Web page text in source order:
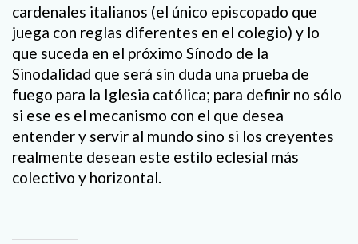
cardenales italianos (el único episcopado que
juega con reglas diferentes en el colegio) y lo
que suceda en el próximo Sínodo de la
Sinodalidad que será sin duda una prueba de
fuego para la Iglesia católica; para definir no sólo
si ese es el mecanismo con el que desea
entender y servir al mundo sino si los creyentes
realmente desean este estilo eclesial más
colectivo y horizontal.